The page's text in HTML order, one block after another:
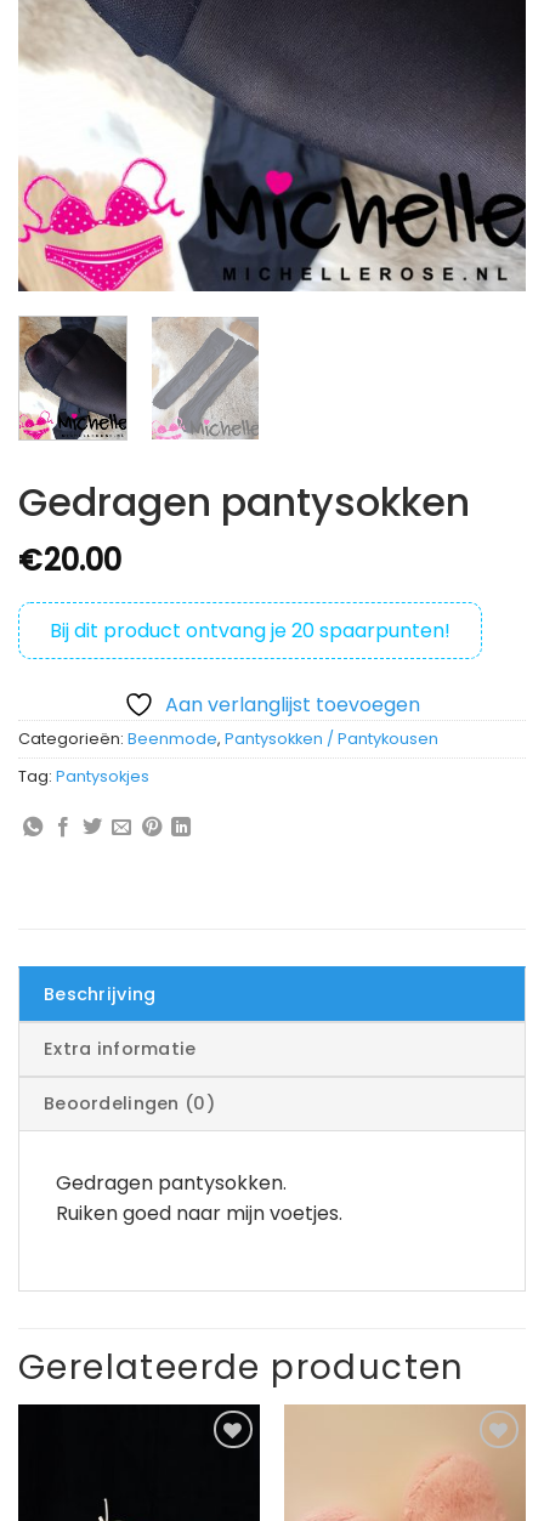
Gedragen pantysokken
€20.00
Bij dit product ontvang je20spaarpunten!
Aan verlanglijst toevoegen
Categorieën: Beenmode, Pantysokken / Pantykousen
Tag: Pantysokjes
Beschrijving
Extra informatie
Beoordelingen (0)
Gedragen pantysokken.
Ruiken goed naar mijn voetjes.
Gerelateerde producten